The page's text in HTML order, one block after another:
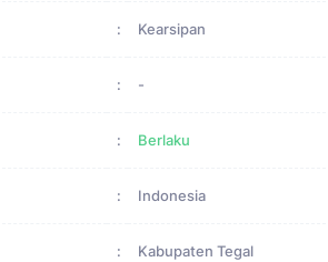
: Kearsipan
: -
: Berlaku
: Indonesia
: Kabupaten Tegal